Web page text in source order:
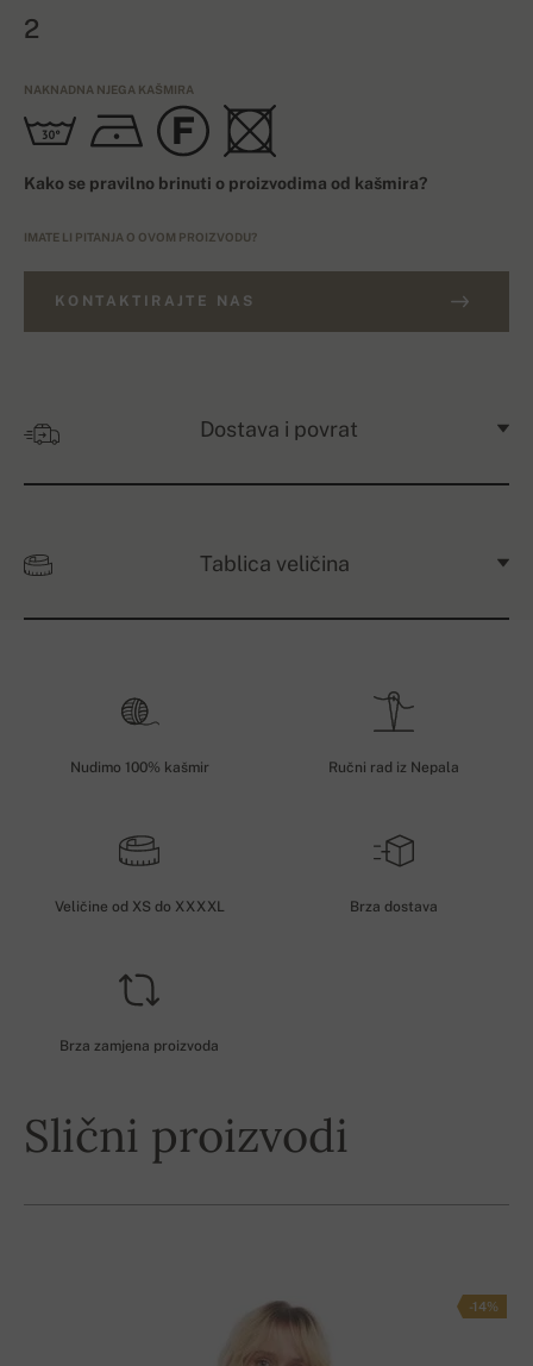
2
NAKNADNA NJEGA KAŠMIRA
Kako se pravilno brinuti o proizvodima od kašmira?
IMATE LI PITANJA O OVOM PROIZVODU?
KONTAKTIRAJTE NAS
Dostava i povrat
Tablica veličina
Nudimo 100% kašmir Ručni rad iz Nepala
Veličine od XS do XXXXL Brza dostava
Brza zamjena proizvoda
Slični proizvodi
-14%